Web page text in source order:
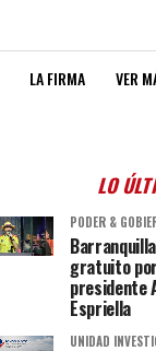
LA FIRMA VER
LO
PODER &
gratuito
presidente
Espriella
UNIDAD